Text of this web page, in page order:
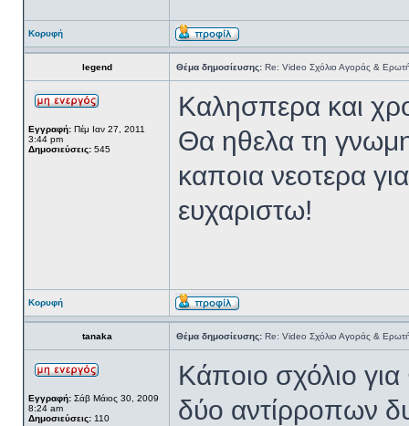
Κορυφή
legend Θέμα δημοσίευσης: Re: Video Σχόλιο Αγοράς &
Εγγραφή: Πέμ Ιαν 27, 2011
3:44 pm
Δημοσιεύσεις: 545
Kαλησπερα και
Θα ηθελα τη
καποια νεοτερα
ευχαριστω!
Κορυφή
tanaka Θέμα δημοσίευσης: Re: Video Σχόλιο Αγοράς &
Εγγραφή: Σάβ Μάιος 30, 2009
8:24 am
Δημοσιεύσεις: 110
Κάποιο σχόλιο
δύο αντίρροπων